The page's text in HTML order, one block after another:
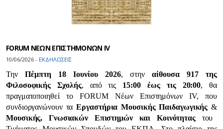
FORUM ΝΕΩΝ ΕΠΙΣΤΗΜΟΝΩΝ IV
10/06/2026 - ΕΚΔΗΛΩΣΕΙΣ
ΤηνΠέμπτη 18 Ιουνίου 2026, στηναίθουσα 917 της
Φιλοσοφικής Σχολής, από τις 15:00 έως τις 20:00, θα
πραγματοποιηθεί το FORUM Νέων Επιστημόνων IV, που
συνδιοργανώνουν ταΕργαστήρια Μουσικής Παιδαγωγικής&
Μουσικής, Γνωσιακών Επιστημών και Κοινότητας του